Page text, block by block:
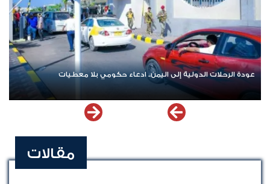
عودة الرحلات الدولية إلى اليمن.. ادعاء حكومي بلا معطيات
مقالات